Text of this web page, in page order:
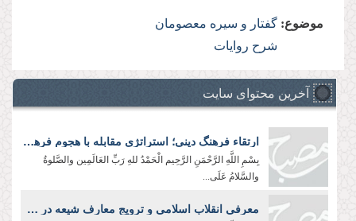
موضوع: گفتار و سیره معصومان
شرح روایات
آخرین محتوای سایت
ارتقاء فرهنگ دینی؛ استراتژی مقابله با هجوم فرهنگی دشمن
بِسْمِ اللَّهِ الرَّحْمَنِ الرَّحِیم الْحَمْدُ للهِ رَبِّ العَالَمِین والصَّلوةُ
والسَّلامُ عَلَی...
معرفی انقلاب اسلامی و ترویج معارف شیعه در جهان؛ رسالت سفرا و رایزنان فرهنگی